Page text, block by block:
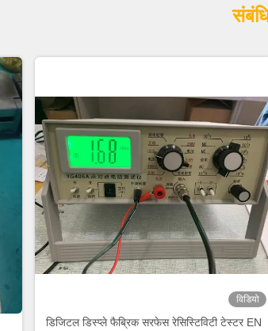
विडियो
डिजिटल डिस्प्ले फैब्रिक सरफेस रेसिस्टिविटी टेस्टर EN